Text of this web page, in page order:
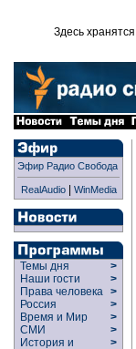
Здесь
Эфир Радио Свобода
RealAudio| WinMedia
Темы дня
>
Наши гости
>
Права человека >
Россия
>
Время и Мир
>
СМИ
>
История и
>